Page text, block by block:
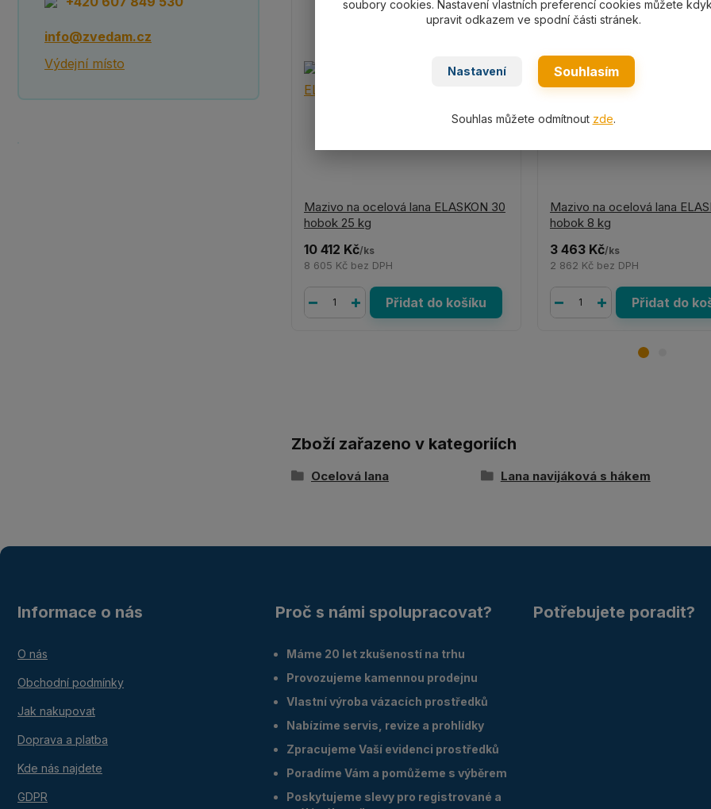
info@zvedam.cz
Výdejní místo
Mazivo na ocelová lana ELASKON 30
hobok 25 kg
10 412 Kč/ks
8 605 Kč bez DPH
Přidat do košíku
Mazivo na ocelová lana
hobok 8 kg
3 463 Kč/ks
2 862 Kč bez DPH
Přidat do
Zboží zařazeno v kategoriích
Ocelová lana Lana navijáková s hákem
Informace o nás
O nás
Obchodní podmínky
Jak nakupovat
Doprava a platba
Kde nás najdete
GDPR
Proč s námi spolupracovat?
Máme 20 let zkušeností na trhu
Provozujeme kamennou prodejnu
Vlastní výroba vázacích prostředků
Nabízíme servis, revize a prohlídky
Zpracujeme Vaší evidenci prostředků
Poradíme Vám a pomůžeme s výběrem
Poskytujeme slevy pro registrované a
Potřebujete poradit?
soubory cookies. Nastavení vlastních preferencí cookies můžete
upravit odkazem ve spodní části stránek.
Nastavení Souhlasím
Souhlas můžete odmítnout zde.